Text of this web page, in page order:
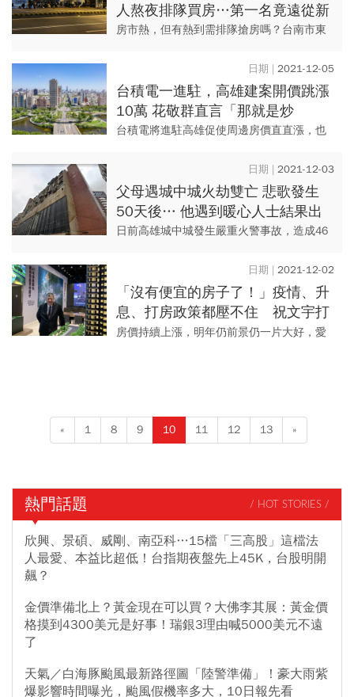
人熬夜排隊買房…第一名竟遠從新
竹來，他曝原因是這個
房市熱，但有熱到需排隊搶房嗎？台南市東
凌晨有高達數十人的排隊人潮，不少人還帶
著桌椅、毛毯打算通宵奮戰...
2021-12-05
台積電一進駐，高雄建案開價跳漲
10萬 花敬群直言「那就是炒
作」，3招斷投資客生路
台積電將進駐高雄促使周邊房價直直漲，也
「炒房」疑慮，而愛山林董事長祝文宇日前
在法說會中直言「便宜的房子...
2021-12-03
父母遇城中城火劫雙亡 悲歌發生
50天後… 他遇到暖心人士結果出
意料
日前高雄城中城發生嚴重火警事故，造成46
中城的住戶，有不少人屬於弱勢族群，在事
故發生後，馬上面臨的是...
2021-12-02
「沒有便宜的房子了！」疫情、升
息、打房政策都壓不住 祝文宇打
包票：明年房價仍看漲
房價持續上漲，明年仍前景仍一片大好，愛
« 1 8 9 10 11 12 13 »
熱門話題 / HOT STORIES /
欣興、景碩、威剛、南亞科…15檔「三高股」這檔法
人最愛、本益比超低！台指期夜盤先上45K，台股明開
飆？
金價準備北上？黃金現在可以買？大佛李其展：黃金價
格摸到4300美元是好事！瑞銀3理由喊5000美元不遠
了
天氣／白海豚颱風最新路徑圖「陸警準備」！豪大雨紫
爆影響時間曝光，颱風假機率多大，10日報先看